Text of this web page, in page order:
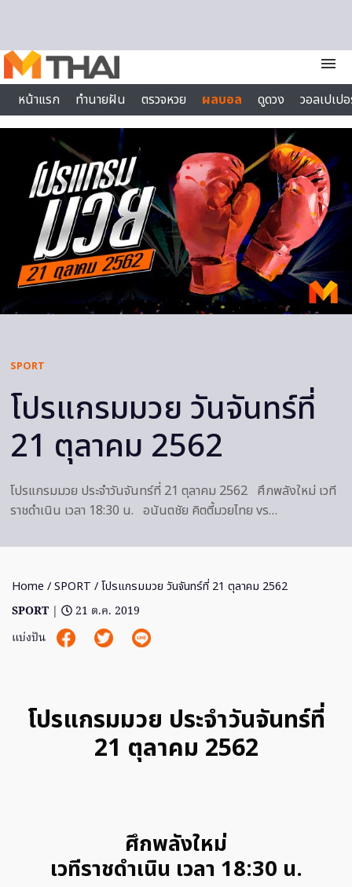
menu
หน้าแรก
ทำนายฝัน ตรวจหวย ผลบอล ดูดวง
วอลเปเป
ไลฟ์สไตล์
SPORT
โปรแกรมมวย วันจันทร์ที่
21 ตุลาคม 2562
โปรแกรมมวย ประจำวันจันทร์ที่ 21 ตุลาคม 2562 ศึกพลังใหม่ เวที
ราชดำเนิน เวลา 18:30 น. อนันตชัย คิตตี้มวยไทย vs…
Home /SPORT / โปรแกรมมวย วันจันทร์ที่ 21 ตุลาคม 2562
SPORT |
21 ต.ค. 2019
แบ่งปัน
โปรแกรมมวย ประจำวันจันทร์ที่
21 ตุลาคม 2562
ศึกพลังใหม่
เวทีราชดำเนิน เวลา 18:30 น.